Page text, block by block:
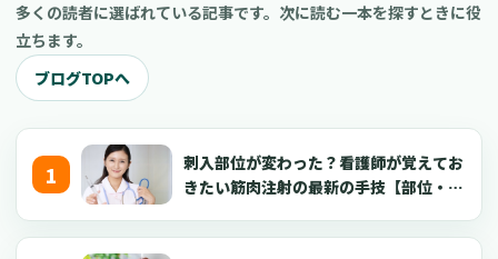
多くの読者に選ばれている記事です。次に読む一本を探すときに役
立ちます。
ブログTOPへ
刺入部位が変わった？看護師が覚えてお
きたい筋肉注射の最新の手技【部位・